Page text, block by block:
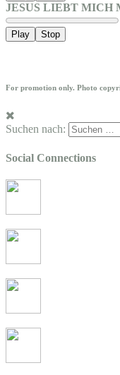
JESUS LIEBT MICH
Play Stop
For promotion only. Photo
Suchen nach:
Social Connections